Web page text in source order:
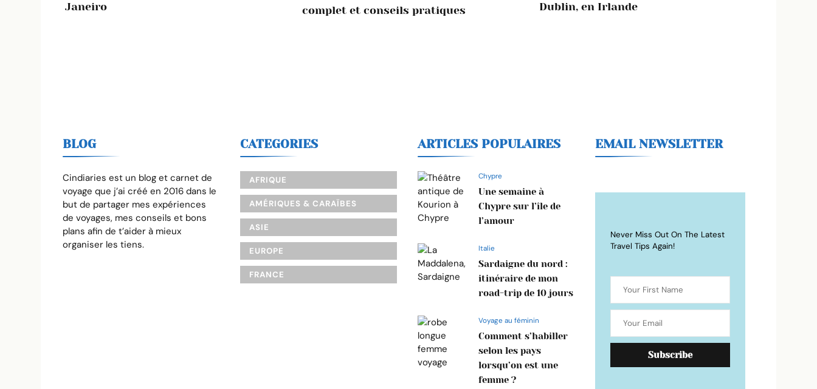
Janeiro
complet et conseils pratiques
Dublin, en Irlande
BLOG
Cindiaries est un blog et carnet de
voyage que j’ai créé en 2016 dans le
but de partager mes expériences
de voyages, mes conseils et bons
plans afin de t’aider à mieux
organiser les tiens.
CATEGORIES
AFRIQUE
AMÉRIQUES & CARAÏBES
ASIE
EUROPE
FRANCE
ARTICLES POPULAIRES
Chypre
Une semaine à
Chypre sur l’île de
l’amour
Italie
Sardaigne du nord :
itinéraire de mon
road-trip de 10 jours
Voyage au féminin
Comment s’habiller
selon les pays
lorsqu’on est une
femme ?
EMAIL NEWSLETTER
Never Miss Out On The Latest
Travel Tips Again!